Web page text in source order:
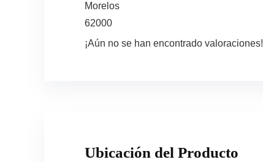
Morelos
62000
¡Aún no se han encontrado valoraciones!
Ubicación del Producto